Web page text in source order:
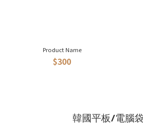
Product Name
$300
韓國平板/電腦